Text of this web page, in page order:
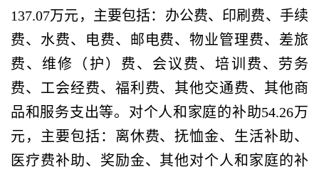
137.07万元，主要包括：办公费、印刷费、手续
费、水费、电费、邮电费、物业管理费、差旅
费、维修（护）费、会议费、培训费、劳务
费、工会经费、福利费、其他交通费、其他商
品和服务支出等。对个人和家庭的补助54.26万
元，主要包括：离休费、抚恤金、生活补助、
医疗费补助、奖励金、其他对个人和家庭的补